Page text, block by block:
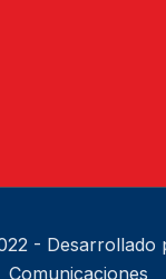
- Desarrollado
Comunicaciones